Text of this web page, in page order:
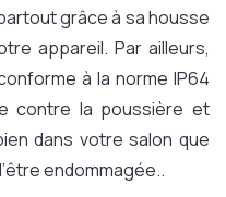
grâce à sa housse
appareil. Par ailleurs,
à la norme IP64
contre la poussière et
dans votre salon que
endommagée..